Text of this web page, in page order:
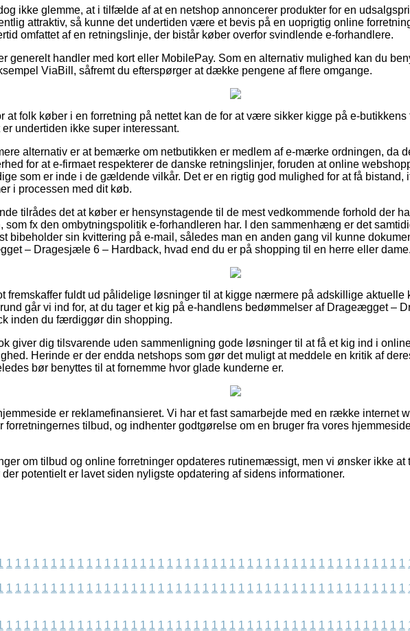
ikke glemme, at i tilfælde af at en netshop annoncerer produkter for en
attraktiv, så kunne det undertiden være et bevis på en uoprigtig online
omfattet af en retningslinje, der bistår køber overfor svindlende e-forhandlere.
generelt handler med kort eller MobilePay. Som en alternativ mulighed kan du
ViaBill, såfremt du efterspørger at dække pengene af flere omgange.
at folk køber i en forretning på nettet kan de for at være sikker kigge på e-butikkens
er undertiden ikke super interessant.
alternativ er at bemærke om netbutikken er medlem af e-mærke ordningen, da
for at e-firmaet respekterer de danske retningslinjer, foruden at online
som er inde i de gældende vilkår. Det er en rigtig god mulighed for at få bistand,
i processen med dit køb.
tilrådes det at køber er hensynstagende til de mest vedkommende forhold der
som fx den ombytningspolitik e-forhandleren har. I den sammenhæng er det
bibeholder sin kvittering på e-mail, således man en anden gang vil kunne
– Dragesjæle 6 – Hardback, hvad end du er på shopping til en herre eller dame.
fremskaffer fuldt ud pålidelige løsninger til at kigge nærmere på adskillige aktuelle
går vi ind for, at du tager et kig på e-handlens bedømmelser af Drageægget –
inden du færdiggør din shopping.
giver dig tilsvarende uden sammenligning gode løsninger til at få et kig ind i
Herinde er der endda netshops som gør det muligt at meddele en kritik af
bør benyttes til at fornemme hvor glade kunderne er.
er reklamefinansieret. Vi har et fast samarbejde med en række internet
forretningernes tilbud, og indhenter godtgørelse om en bruger fra vores
om tilbud og online forretninger opdateres rutinemæssigt, men vi ønsker ikke at
der potentielt er lavet siden nyligste opdatering af sidens informationer.
1 1 1 1 1 1 1 1 1 1 1 1 1 1 1 1 1 1 1 1 1 1 1 1 1 1 1 1 1 1 1 1 1 1 1 1 1 1 1 1 1 1 1 1 1
1 1 1 1 1 1 1 1 1 1 1 1 1 1 1 1 1 1 1 1 1 1 1 1 1 1 1 1 1 1 1 1 1 1 1 1 1 1 1 1 1 1 1 1 1
1 1 1 1 1 1 1 1 1 1 1 1 1 1 1 1 1 1 1 1 1 1 1 1 1 1 1 1 1 1 1 1 1 1 1 1 1 1 1 1 1 1 1 1 1